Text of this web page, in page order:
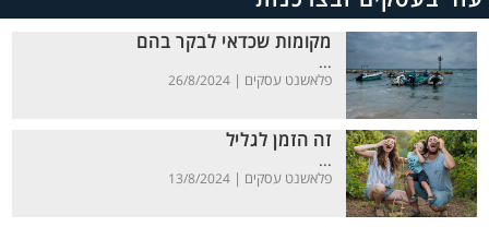
מקומות שכדאי לבקר בהם
...
פלאשנט עסקים | 26/8/2024
זה הזמן לגליל
...
פלאשנט עסקים | 13/8/2024